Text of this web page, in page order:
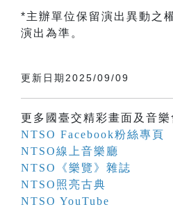
*主辦單位保留演出異動之
演出為準。
更新日期2025/09/09
更多國臺交精彩畫面及音樂
NTSO Facebook粉絲專頁
NTSO線上音樂廳
NTSO《樂覽》雜誌
NTSO照亮古典
NTSO YouTube